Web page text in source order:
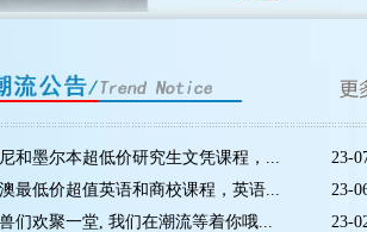
23-
和墨尔本超低价研究生文凭课程，...
23-
最低价超值英语和商校课程，英语...
23-
们欢聚一堂, 我们在潮流等着你哦...